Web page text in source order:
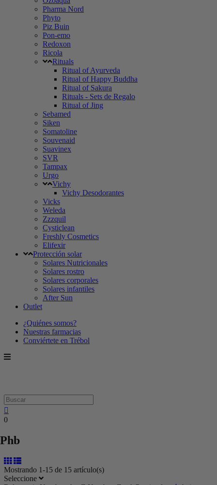
Pharma Nord
Phyto
Piz Buin
Pon-emo
Redoxon
Ricola
Rituals
Ritual of Ayurveda
Ritual of Happy Buddha
Ritual of Sakura
Rituals - Sets de Regalo
Ritual of Jing
Sebamed
Siken
Somatoline
Souvenaid
Suavinex
SVR
Tampax
Urgo
Vichy
Vichy Desodorantes
Vicks
Weleda
Zzzquil
Cysticlean
Freshly Cosmetics
Elifexir
Protección solar
Solares Nutricionales
Solares rostro
Solares corporales
Solares infantiles
After Sun
Outlet
¿Quiénes somos?
Nuestras farmacias
Conviértete en Trébol
0
Phb
Mostrando 1-15 de 15 artículo(s)
Seleccione